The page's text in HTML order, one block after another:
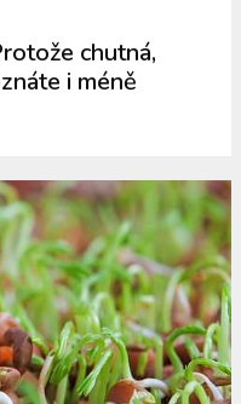
chutná,
i méně